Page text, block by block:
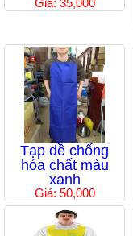
Giá: 35,000
Tạp dề chống
hóa chất màu
xanh
Giá: 50,000